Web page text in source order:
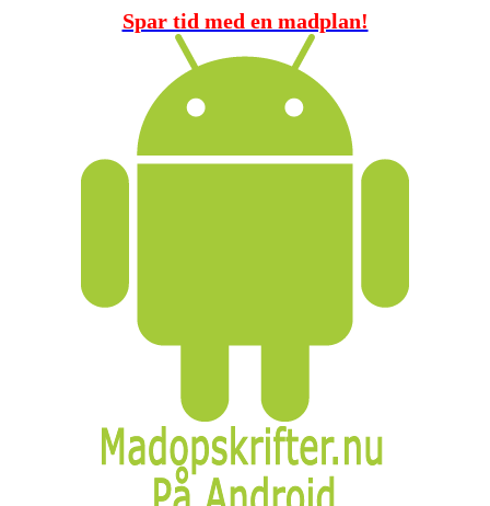
Spar tid med en madplan!